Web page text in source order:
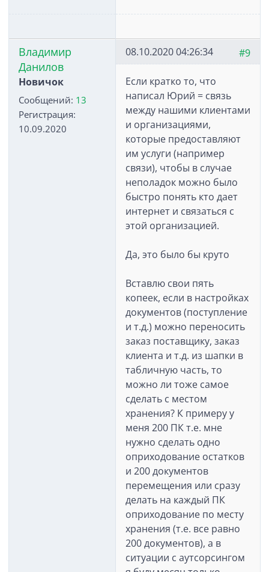
Владимир
Данилов
Новичок
Сообщений: 13
Регистрация:
10.09.2020
#9
08.10.2020 04:26:34
Если кратко то, что
написал Юрий = связь
между нашими клиентами
и организациями,
которые предоставляют
им услуги (например
связи), чтобы в случае
неполадок можно было
быстро понять кто дает
интернет и связаться с
этой организацией.
Да, это было бы круто
Вставлю свои пять
копеек, если в настройках
документов (поступление
и т.д.) можно переносить
заказ поставщику, заказ
клиента и т.д. из шапки в
табличную часть, то
можно ли тоже самое
сделать с местом
хранения? К примеру у
меня 200 ПК т.е. мне
нужно сделать одно
оприходование остатков
и 200 документов
перемещения или сразу
делать на каждый ПК
оприходование по месту
хранения (т.е. все равно
200 документов), а в
ситуации с аутсорсингом